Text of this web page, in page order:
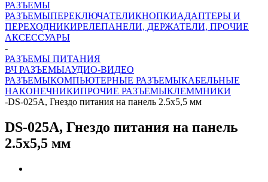
РАЗЪЕМЫ
РАЗЪЕМЫПЕРЕКЛЮЧАТЕЛИКНОПКИАДАПТЕРЫ И
ПЕРЕХОДНИКИРЕЛЕПАНЕЛИ, ДЕРЖАТЕЛИ, ПРОЧИЕ
АКСЕССУАРЫ
-
РАЗЪЕМЫ ПИТАНИЯ
ВЧ РАЗЪЕМЫАУДИО-ВИДЕО
РАЗЪЕМЫКОМПЬЮТЕРНЫЕ РАЗЪЕМЫКАБЕЛЬНЫЕ
НАКОНЕЧНИКИПРОЧИЕ РАЗЪЕМЫКЛЕММНИКИ
-DS-025A, Гнездо питания на панель 2.5х5,5 мм
DS-025A, Гнездо питания на панель
2.5х5,5 мм